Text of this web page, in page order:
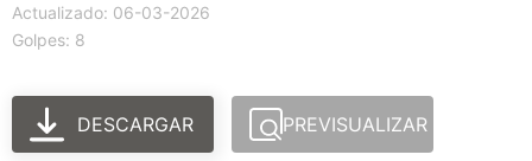
Actualizado: 06-03-2026
Golpes: 8
DESCARGAR PREVISUALIZAR